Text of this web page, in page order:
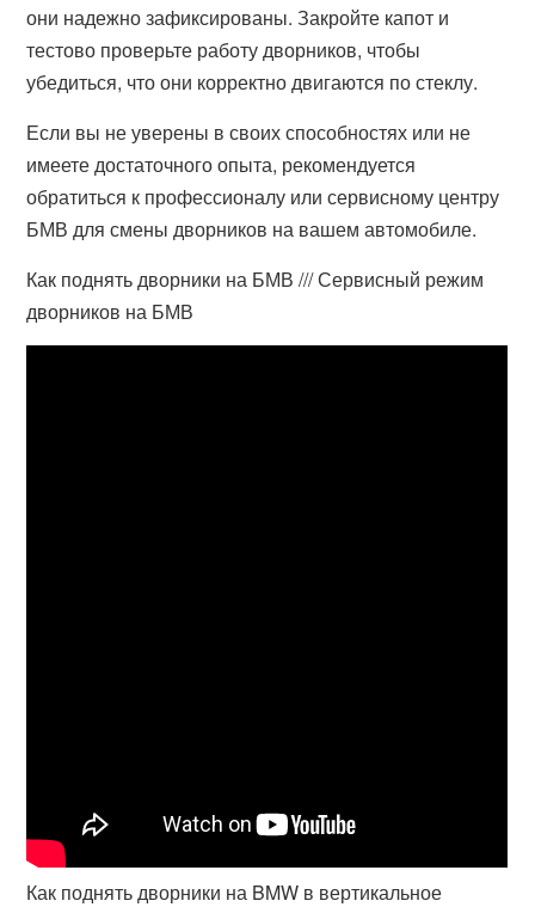
они надежно зафиксированы. Закройте капот и
тестово проверьте работу дворников, чтобы
убедиться, что они корректно двигаются по стеклу.
Если вы не уверены в своих способностях или не
имеете достаточного опыта, рекомендуется
обратиться к профессионалу или сервисному центру
БМВ для смены дворников на вашем автомобиле.
Как поднять дворники на БМВ /// Сервисный режим
дворников на БМВ
Как поднять дворники на BMW в вертикальное